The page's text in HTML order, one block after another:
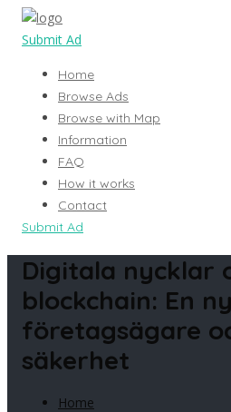
Submit Ad
Home
Browse Ads
Browse with Map
Information
FAQ
How it works
Contact
Submit Ad
Digitala nycklar
blockchain: En
företagsägare
säkerhet
Home